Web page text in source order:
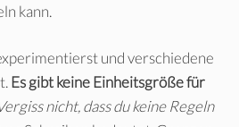
kann.
und verschiedene
Es gibt keine Einheitsgröße für
nicht, dass du keine Regeln